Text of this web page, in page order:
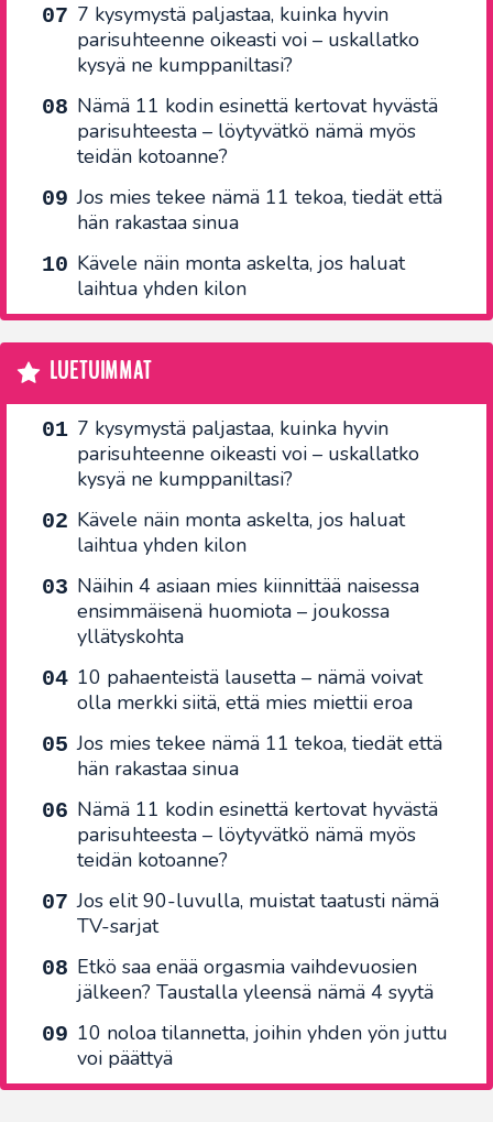
7 kysymystä paljastaa, kuinka hyvin
parisuhteenne oikeasti voi – uskallatko
kysyä ne kumppaniltasi?
Nämä 11 kodin esinettä kertovat hyvästä
parisuhteesta – löytyvätkö nämä myös
teidän kotoanne?
Jos mies tekee nämä 11 tekoa, tiedät että
hän rakastaa sinua
Kävele näin monta askelta, jos haluat
laihtua yhden kilon
LUETUIMMAT
7 kysymystä paljastaa, kuinka hyvin
parisuhteenne oikeasti voi – uskallatko
kysyä ne kumppaniltasi?
Kävele näin monta askelta, jos haluat
laihtua yhden kilon
Näihin 4 asiaan mies kiinnittää naisessa
ensimmäisenä huomiota – joukossa
yllätyskohta
10 pahaenteistä lausetta – nämä voivat
olla merkki siitä, että mies miettii eroa
Jos mies tekee nämä 11 tekoa, tiedät että
hän rakastaa sinua
Nämä 11 kodin esinettä kertovat hyvästä
parisuhteesta – löytyvätkö nämä myös
teidän kotoanne?
Jos elit 90-luvulla, muistat taatusti nämä
TV-sarjat
Etkö saa enää orgasmia vaihdevuosien
jälkeen? Taustalla yleensä nämä 4 syytä
10 noloa tilannetta, joihin yhden yön juttu
voi päättyä